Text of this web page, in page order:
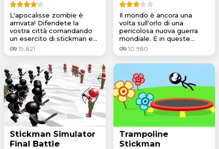
L'apocalisse zombie è
arrivata! Difendete la
vostra città comandando
un esercito di stickman e...
15.821
Il mondo è ancora una
volta sull'orlo di una
pericolosa nuova guerra
mondiale. È in queste...
10.980
Stickman Simulator
Final Battle
Trampoline
Stickman